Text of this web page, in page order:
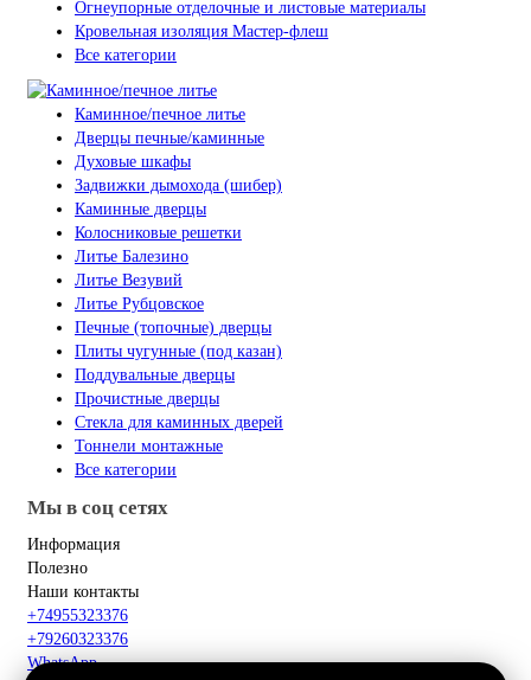
Огнеупорные отделочные и листовые материалы
Кровельная изоляция Мастер-флеш
Все категории
Каминное/печное литье
Дверцы печные/каминные
Духовые шкафы
Задвижки дымохода (шибер)
Каминные дверцы
Колосниковые решетки
Литье Балезино
Литье Везувий
Литье Рубцовское
Печные (топочные) дверцы
Плиты чугунные (под казан)
Поддувальные дверцы
Прочистные дверцы
Стекла для каминных дверей
Тоннели монтажные
Все категории
Мы в соц сетях
Информация
Полезно
Наши контакты
+74955323376
+79260323376
WhatsApp